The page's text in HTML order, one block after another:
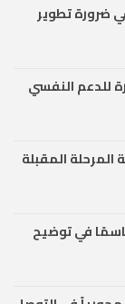
ضرورة تطوير
للدعم النفسي
المرحلة المقبلة
في توضيح